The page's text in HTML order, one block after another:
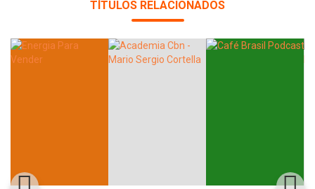
TÍTULOS RELACIONADOS